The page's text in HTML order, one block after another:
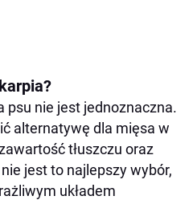
psu nie jest jednoznaczna.
alternatywę dla mięsa w
tłuszczu oraz
jest to najlepszy wybór,
układem